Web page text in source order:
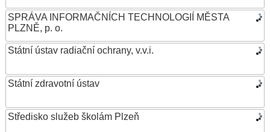
SPRÁVA INFORMAČNÍCH TECHNOLOGIÍ MĚSTA
PLZNĚ, p. o.
Státní ústav radiační ochrany, v.v.i.
Státní zdravotní ústav
Středisko služeb školám Plzeň